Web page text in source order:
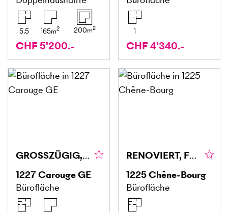
5.5 165m2 200m2
CHF 5'200.-
1
CHF 4'340.-
GROSSZÜGIG, CHARMANT & INSPIRIEREND
1227Carouge GE
Bürofläche
RENOVIERT, FUNKTIONAL & LICHTDURCHFLUTET
1225Chêne-Bourg
Bürofläche